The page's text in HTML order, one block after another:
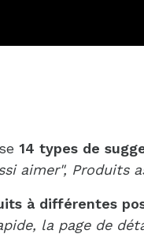
14 types de
aimer", Produits
à différentes
la page de